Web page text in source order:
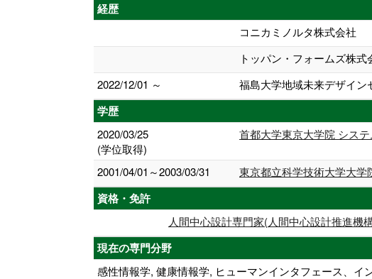
経歴
コニカミノルタ株式会社
トッパン・フォームズ株式
2022/12/01 ～
福島大学地域未来デザイン
学歴
2020/03/25
(学位取得)
首都大学東京大学院 シス
2001/04/01～2003/03/31 東京都立科学技術大学大
資格・免許
人間中心設計専門家(人間中心設計推進機
現在の専門分野
感性情報学, 健康情報学, ヒューマンインタフェース、イ